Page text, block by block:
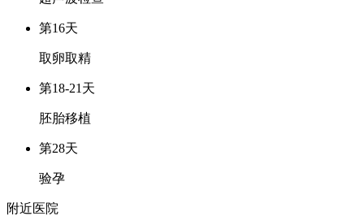
第16天
取卵取精
第18-21天
胚胎移植
第28天
验孕
附近医院